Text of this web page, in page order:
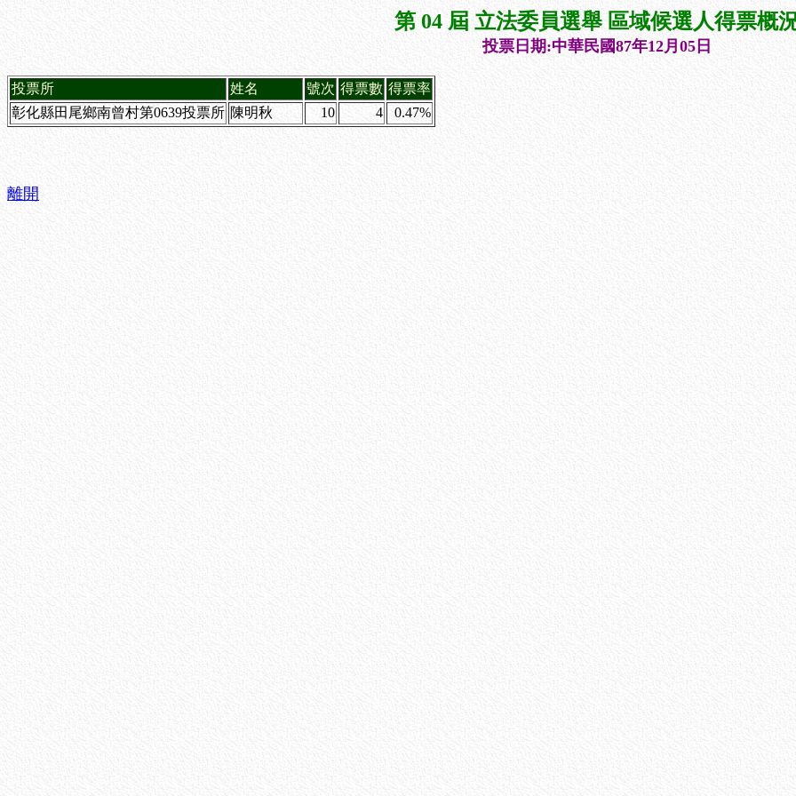
第 04 屆 立法委員選舉 區域候選人得票概
投票日期:中華民國87年12月05日
投票所 姓名 號次 得票數 得票率
彰化縣田尾鄉南曾村第0639投票所 陳明秋 10 4 0.47%
離開